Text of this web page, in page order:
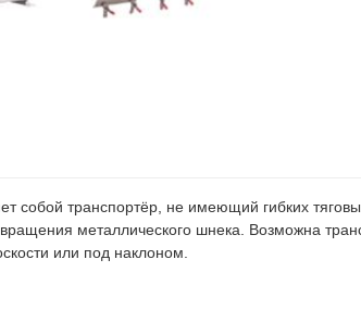
собой транспортёр, не имеющий гибких
металлического шнека. Возможна
или под наклоном.